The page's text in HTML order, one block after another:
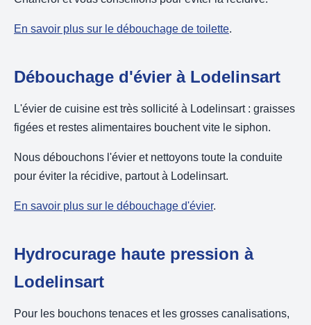
En savoir plus sur le débouchage de toilette.
Débouchage d'évier à Lodelinsart
L'évier de cuisine est très sollicité à Lodelinsart : graisses
figées et restes alimentaires bouchent vite le siphon.
Nous débouchons l'évier et nettoyons toute la conduite
pour éviter la récidive, partout à Lodelinsart.
En savoir plus sur le débouchage d'évier.
Hydrocurage haute pression à
Lodelinsart
Pour les bouchons tenaces et les grosses canalisations,